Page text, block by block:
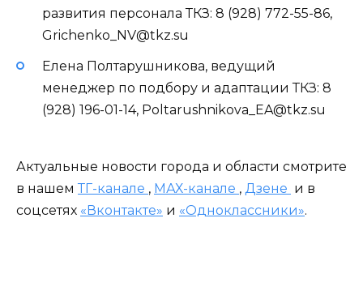
развития персонала ТКЗ: 8 (928) 772-55-86,
Grichenko_NV@tkz.su
Елена Полтарушникова, ведущий
менеджер по подбору и адаптации ТКЗ: 8
(928) 196-01-14, Poltarushnikova_EA@tkz.su
Актуальные новости города и области смотрите
в нашем ТГ-канале , МАХ-канале , Дзене и в
соцсетях «Вконтакте» и «Одноклассники».